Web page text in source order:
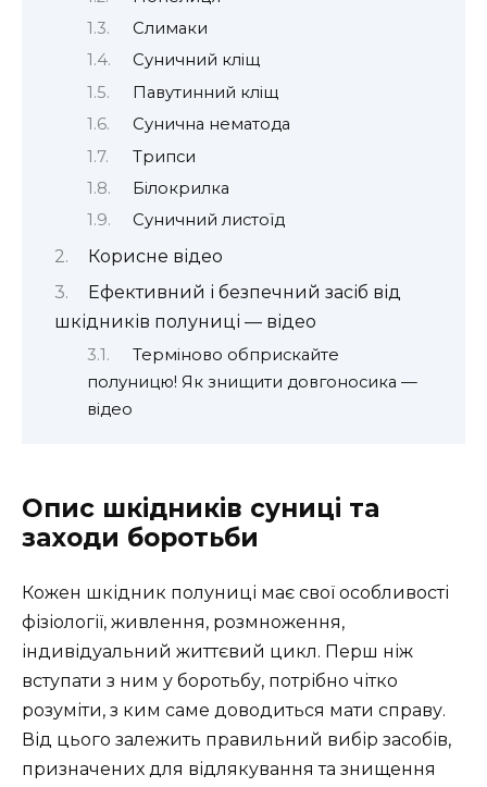
Слимаки
Суничний кліщ
Павутинний кліщ
Сунична нематода
Трипси
Білокрилка
Суничний листоїд
Корисне відео
Ефективний і безпечний засіб від
шкідників полуниці — відео
Терміново обприскайте
полуницю! Як знищити довгоносика —
відео
Опис шкідників суниці та
заходи боротьби
Кожен шкідник полуниці має свої особливості
фізіології, живлення, розмноження,
індивідуальний життєвий цикл. Перш ніж
вступати з ним у боротьбу, потрібно чітко
розуміти, з ким саме доводиться мати справу.
Від цього залежить правильний вибір засобів,
призначених для відлякування та знищення